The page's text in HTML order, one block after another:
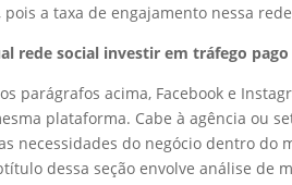
a taxa de engajamento nessa
rede social investir em tráfego pago
parágrafos acima, Facebook e
plataforma. Cabe à agência ou
necessidades do negócio dentro do
dessa seção envolve análise de